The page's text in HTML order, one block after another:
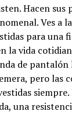
Hacen sus
Ves a
para una
la vida
de
pero las
una